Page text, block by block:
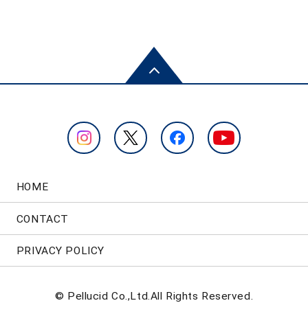
HOME
CONTACT
PRIVACY POLICY
© Pellucid Co.,Ltd.All Rights Reserved.